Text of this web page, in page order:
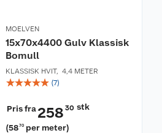
MOELVEN
15x70x4400 Gulv Klassisk
Bomull
KLASSISK HVIT, 4,4 METER
☆☆☆☆☆ (7)
Pris fra258 30 stk
(5870 per meter)